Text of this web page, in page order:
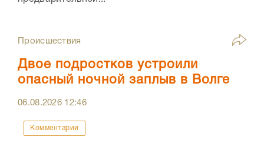
Происшествия
Двое подростков устроили
опасный ночной заплыв в Волге
06.08.2026 12:46
Комментарии